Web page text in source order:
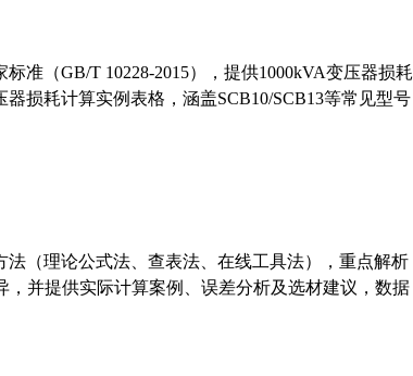
准（GB/T 10228-2015），提供1000kVA变压器损耗
损耗计算实例表格，涵盖SCB10/SCB13等常见型号
（理论公式法、查表法、在线工具法），重点解析
，并提供实际计算案例、误差分析及选材建议，数据